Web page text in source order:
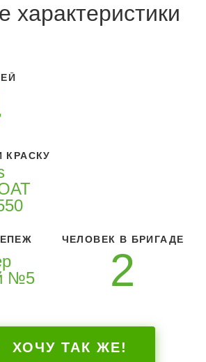
характеристики
КРАСКУ
№5
ЧЕЛОВЕК В БРИГАДЕ
2
ХОЧУ ТАК ЖЕ!